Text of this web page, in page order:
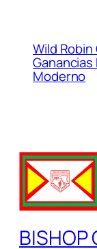
Wild
Moderno
BISHOP